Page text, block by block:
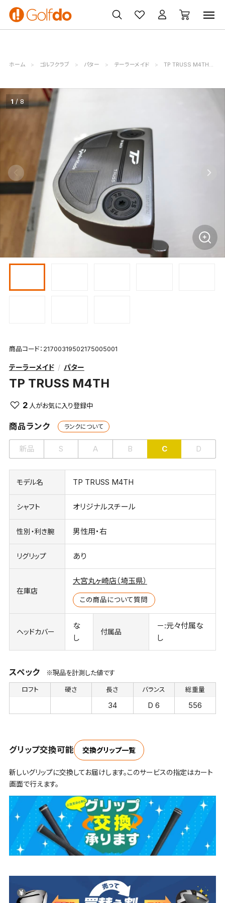
ゴルフ
クラブ
ゴルフ用品
買取
無料査定
クーポン
一覧
ホーム ゴルフクラブ パター テーラーメイド TP TRUSS M4TH
1 8
商品コード：21700319502175005001
テーラーメイド パター
TP TRUSS M4TH
2
商品ランク ランクについて
新品 S A B C D
モデル名 TP TRUSS M4TH
シャフト オリジナルスチール
性別・利き腕 男性用・右
リグリップ あり
在庫店
大宮丸ヶ崎店（埼玉県）
この商品について質問
ヘッドカバー
な
し
付属品
－:元々付属な
し
スペック ※現品を計測した値です
ロフト 硬さ 長さ
34
バランス
D 6
総重量
556
グリップ交換可能 交換グリップ一覧
新しいグリップに交換してお届けします。このサービスの指定はカート
画面で行えます。